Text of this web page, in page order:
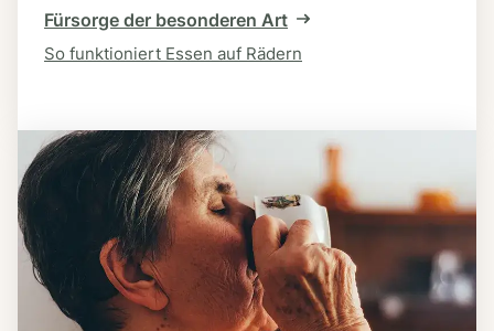
Fürsorge der besonderen Art
So funktioniert Essen auf Rädern